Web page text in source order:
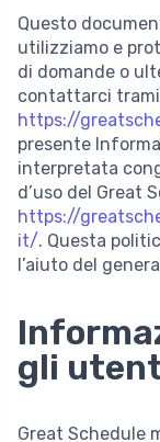
Questo
utilizziamo e
di domande o
contattarci
https://
presente
interpretata
d’uso del Great
https://
it/. Questa
l’aiuto del
gli
Great Schedule